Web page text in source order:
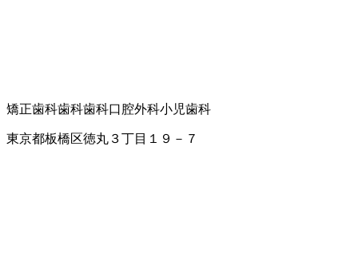
矯正歯科歯科歯科口腔外科小児歯科
東京都板橋区徳丸３丁目１９－７